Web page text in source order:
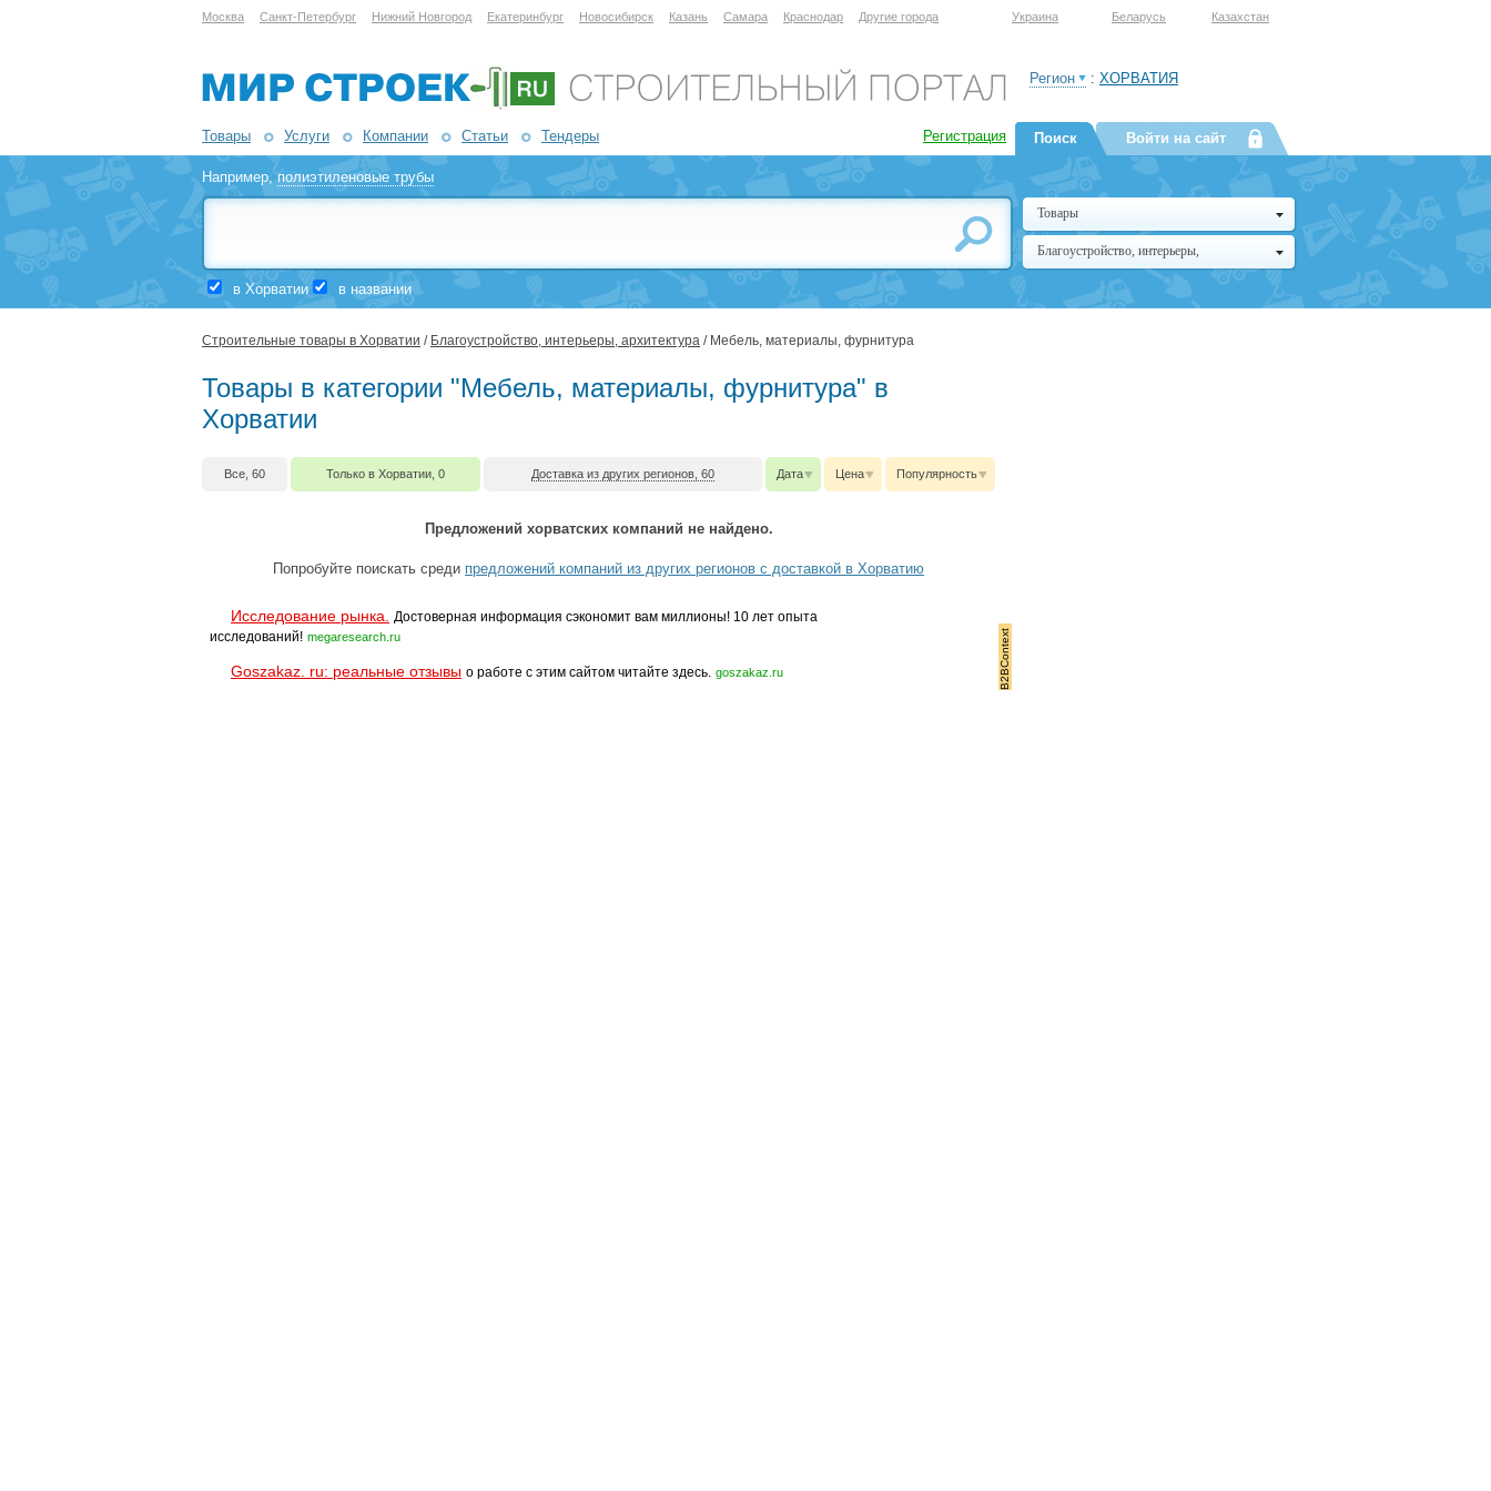
Москва Санкт-Петербург Нижний Новгород Екатеринбург Новосибирск Казань Самара Краснодар Другие города Украина Беларусь Казахстан
Товары Услуги Компании Статьи Тендеры Регистрация
Регион : ХОРВАТИЯ
Например,полиэтиленовые трубы
в Хорватии в названии
Поиск Войти на сайт
Товары
Благоустройство, интерьеры,
архитектура
Строительные товары в Хорватии / Благоустройство, интерьеры, архитектура / Мебель, материалы, фурнитура
Товары в категории "Мебель, материалы, фурнитура" в
Хорватии
Все, 60 Только в Хорватии, 0 Доставка из других регионов, 60 Дата Цена Популярность
Предложений хорватских компаний не найдено.
Попробуйте поискать среди предложений компаний из других регионов с доставкой в Хорватию
Исследование рынка.
Достоверная информация сэкономит вам миллионы! 10 лет опыта
исследований! megaresearch.ru
Goszakaz. ru: реальные отзывы о работе с этим сайтом читайте здесь. goszakaz.ru